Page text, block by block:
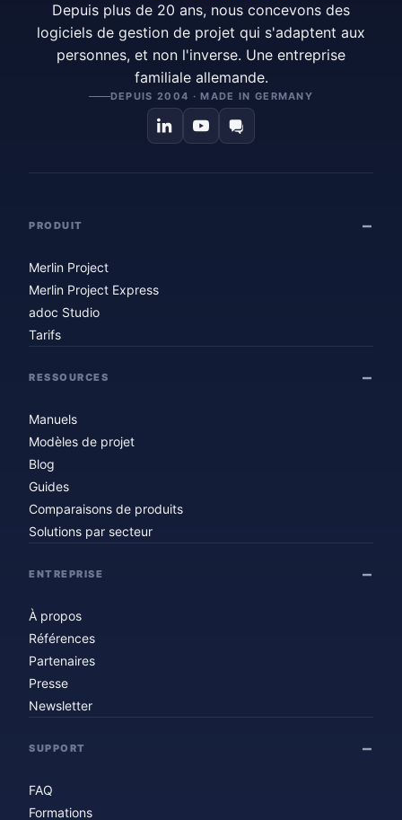
Depuis plus de 20 ans, nous concevons des
logiciels de gestion de projet qui s'adaptent aux
personnes, et non l'inverse. Une entreprise
familiale allemande.
DEPUIS 2004 · MADE IN GERMANY
PRODUIT
Merlin Project
Merlin Project Express
adoc Studio
Tarifs
RESSOURCES
Manuels
Modèles de projet
Blog
Guides
Comparaisons de produits
Solutions par secteur
ENTREPRISE
À propos
Références
Partenaires
Presse
Newsletter
SUPPORT
FAQ
Formations